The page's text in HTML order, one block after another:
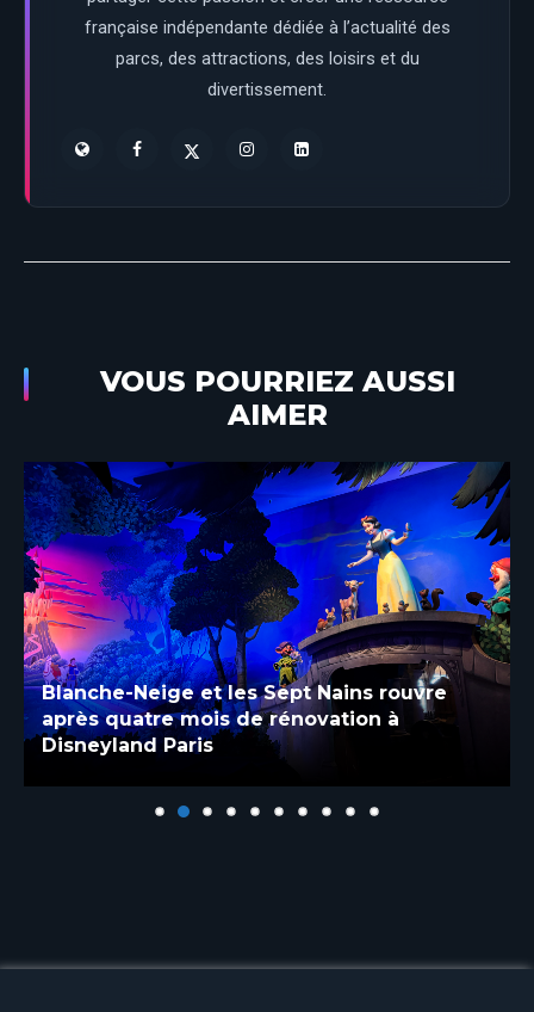
française indépendante dédiée à l’actualité des
parcs, des attractions, des loisirs et du
divertissement.
VOUS POURRIEZ AUSSI
AIMER
Blanche-Neige et les Sept Nains rouvre
après quatre mois de rénovation à
Disneyland Paris